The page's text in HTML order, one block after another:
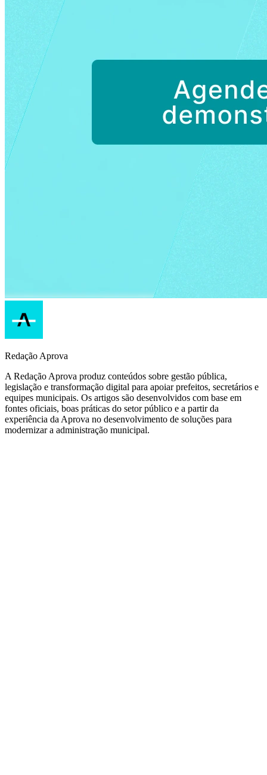
Redação Aprova
A Redação Aprova produz conteúdos sobre gestão pública,
legislação e transformação digital para apoiar prefeitos, secretários e
equipes municipais. Os artigos são desenvolvidos com base em
fontes oficiais, boas práticas do setor público e a partir da
experiência da Aprova no desenvolvimento de soluções para
modernizar a administração municipal.